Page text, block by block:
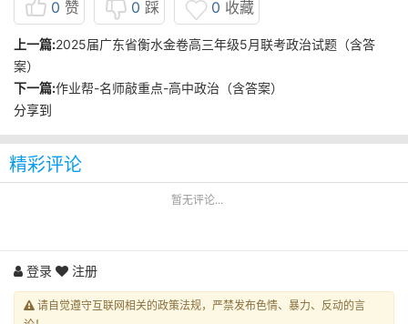
0 赞 0 踩 0 收藏
上一篇:2025届广东省衡水金卷高三年级5月联考政治试题（含答
案）
下一篇:作业帮-名师敲重点-高中政治（含答案）
分享到
精彩评论
暂无评论...
登录 注册
请自觉遵守互联网相关的政策法规，严禁发布色情、暴力、反动的言